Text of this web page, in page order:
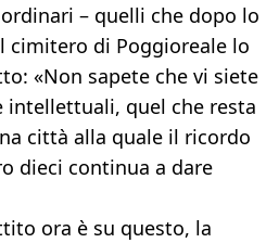
– quelli che dopo lo
cimitero di Poggioreale lo
«Non sapete che vi siete
intellettuali, quel che resta
città alla quale il ricordo
dieci continua a dare
ora è su questo, la